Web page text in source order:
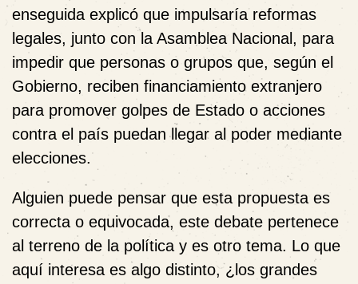
enseguida explicó que impulsaría reformas
legales, junto con la Asamblea Nacional, para
impedir que personas o grupos que, según el
Gobierno, reciben financiamiento extranjero
para promover golpes de Estado o acciones
contra el país puedan llegar al poder mediante
elecciones.
Alguien puede pensar que esta propuesta es
correcta o equivocada, este debate pertenece
al terreno de la política y es otro tema. Lo que
aquí interesa es algo distinto, ¿los grandes